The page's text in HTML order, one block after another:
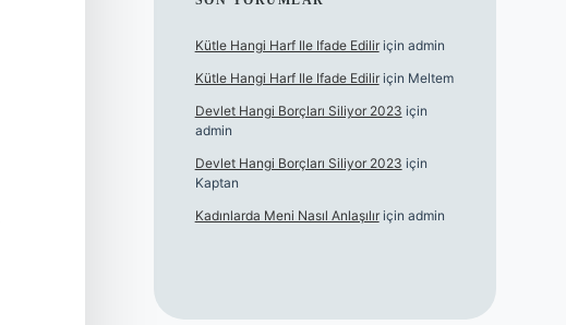
Kütle Hangi Harf Ile Ifade Ediliriçin admin
Kütle Hangi Harf Ile Ifade Ediliriçin Meltem
Devlet Hangi Borçları Siliyor 2023 için
admin
Devlet Hangi Borçları Siliyor 2023 için
Kaptan
Kadınlarda Meni Nasıl Anlaşılıriçin admin